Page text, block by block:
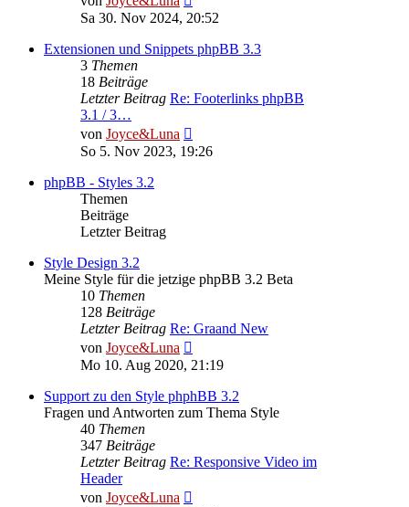
Beitrag
Sa 30. Nov 2024, 20:52
Extensionen und Snippets phpBB 3.3
3 Themen
18 Beiträge
Letzter Beitrag Re: Footerlinks phpBB
3.1 / 3…
von Joyce&Luna
Beitrag
So 5. Nov 2023, 19:26
phpBB - Styles 3.2
Themen
Beiträge
Letzter Beitrag
Style Design 3.2
Meine Style für die jetzige phpBB 3.2 Beta
10 Themen
128 Beiträge
Letzter Beitrag Re: Graand New
von Joyce&Luna
Beitrag
Mo 10. Aug 2020, 21:19
Support zu den Style phphBB 3.2
Fragen und Antworten zum Thema Style
40 Themen
347 Beiträge
Letzter Beitrag Re: Responsive Video im
Header
von Joyce&Luna